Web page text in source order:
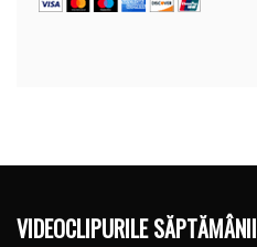
VIDEOCLIPURILE SĂPTĂMÂNII